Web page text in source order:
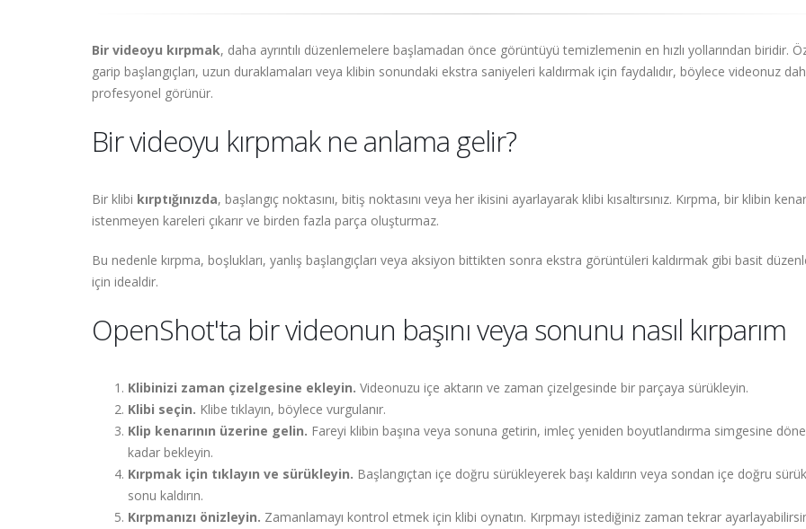
Bir videoyu kırpmak, daha ayrıntılı düzenlemelere başlamadan önce görüntüyü temizlemenin en hızlı yollarından biridir.
garip başlangıçları, uzun duraklamaları veya klibin sonundaki ekstra saniyeleri kaldırmak için faydalıdır, böylece videonuz
profesyonel görünür.
Bir videoyu kırpmak ne anlama gelir?
Bir klibi kırptığınızda, başlangıç noktasını, bitiş noktasını veya her ikisini ayarlayarak klibi kısaltırsınız. Kırpma, bir klibin
istenmeyen kareleri çıkarır ve birden fazla parça oluşturmaz.
Bu nedenle kırpma, boşlukları, yanlış başlangıçları veya aksiyon bittikten sonra ekstra görüntüleri kaldırmak gibi basit
için idealdir.
OpenShot'ta bir videonun başını veya sonunu nasıl kırparım
Klibinizi zaman çizelgesine ekleyin. Videonuzu içe aktarın ve zaman çizelgesinde bir parçaya sürükleyin.
Klibi seçin. Klibe tıklayın, böylece vurgulanır.
Klip kenarının üzerine gelin. Fareyi klibin başına veya sonuna getirin, imleç yeniden boyutlandırma simgesine
kadar bekleyin.
Kırpmak için tıklayın ve sürükleyin. Başlangıçtan içe doğru sürükleyerek başı kaldırın veya sondan içe doğru
sonu kaldırın.
Kırpmanızı önizleyin. Zamanlamayı kontrol etmek için klibi oynatın. Kırpmayı istediğiniz zaman tekrar